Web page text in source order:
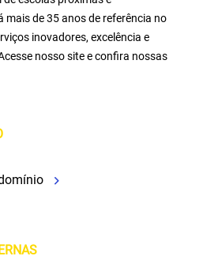
mais de 35 anos de referência no
inovadores, excelência e
nosso site e confira nossas